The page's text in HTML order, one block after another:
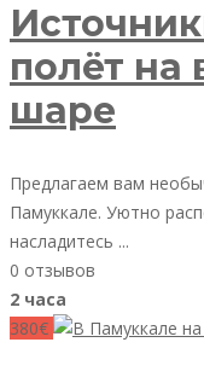
полёт на
шаре
Предлагаем вам
Памуккале. Уютно
насладитесь ...
0 отзывов
2 часа
380€